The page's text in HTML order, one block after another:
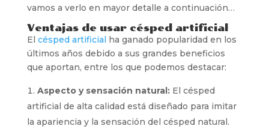
vamos a verlo en mayor detalle a continuación…
Ventajas de usar césped artificial
El césped artificial ha ganado popularidad en los
últimos años debido a sus grandes beneficios
que aportan, entre los que podemos destacar:
Aspecto y sensación natural:El césped
artificial de alta calidad está diseñado para imitar
la apariencia y la sensación del césped natural.